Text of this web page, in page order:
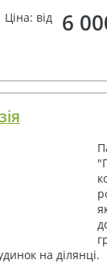
Ціна: від
6
на ділянці.